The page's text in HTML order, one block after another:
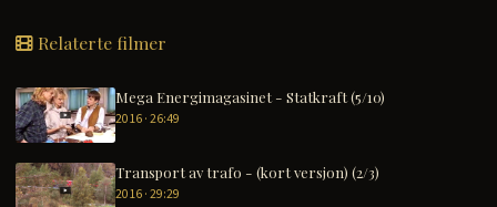
Relaterte filmer
Mega Energimagasinet - Statkraft (5/10)
2016 · 26:49
Transport av trafo - (kort versjon) (2/3)
2016 · 29:29